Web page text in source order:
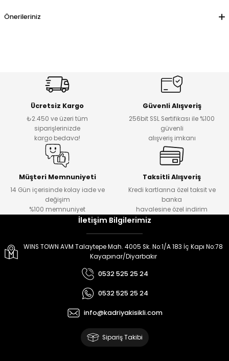
Önerileriniz
Ücretsiz Kargo
₺2.450 ve üzeri tüm
siparişlerinizde
kargo bedava!
Güvenli Alışveriş
256bit SSL Sertifikası ile %100
güvenli
alışveriş imkanı
Müşteri Memnuniyeti
14 Gün içerisinde kolay iade ve
değişim
%100 memnuniyet
Taksitli Alışveriş
Kredi kartlarına özel taksit ve
banka
havalesine özel indirim
İletişim Bilgilerimiz
WINS TOWN AVM Talaytepe Mah. 4005 Sk. No:1/A 183 İç Kapı No:78
Kayapınar/Diyarbakır
0532 525 25 24
0532 525 25 24
info@kadriyakisikli.com
Sipariş Takibi